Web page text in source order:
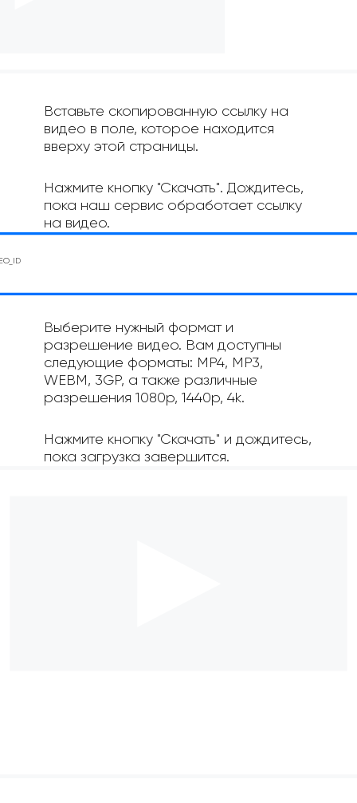
Вставьте скопированную ссылку на
видео в поле, которое находится
вверху этой страницы.
Нажмите кнопку "Скачать". Дождитесь,
пока наш сервис обработает ссылку
на видео.
Выберите нужный формат и
разрешение видео. Вам доступны
следующие форматы: MP4, MP3,
WEBM, 3GP, а также различные
разрешения 1080p, 1440p, 4k.
Нажмите кнопку "Скачать" и дождитесь,
пока загрузка завершится.